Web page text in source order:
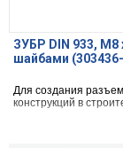
ЗУБР DIN 933, M8
шайбами
Для создания
конструкций в